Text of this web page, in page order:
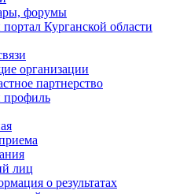
форумы
Курганской области
организации
партнерство
лиц
о результатах